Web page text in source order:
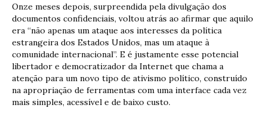
Onze meses depois, surpreendida pela divulgação dos
documentos confidenciais, voltou atrás ao afirmar que aquilo
era “não apenas um ataque aos interesses da política
estrangeira dos Estados Unidos, mas um ataque à
comunidade internacional”. E é justamente esse potencial
libertador e democratizador da Internet que chama a
atenção para um novo tipo de ativismo político, construído
na apropriação de ferramentas com uma interface cada vez
mais simples, acessível e de baixo custo.